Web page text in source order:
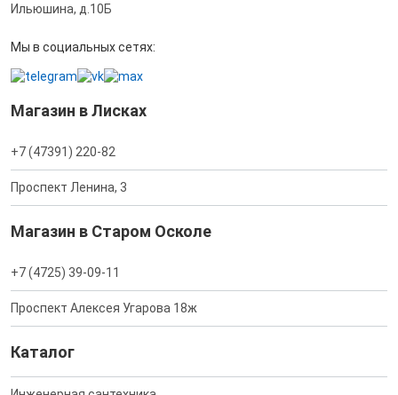
Ильюшина, д.10Б
Мы в социальных сетях:
Магазин в Лисках
+7 (47391) 220-82
Проспект Ленина, 3
Магазин в Старом Осколе
+7 (4725) 39-09-11
Проспект Алексея Угарова 18ж
Каталог